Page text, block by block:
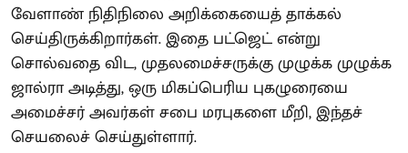
வேளாண் நிதிநிலை அறிக்கையைத் தாக்கல்
செய்திருக்கிறார்கள். இதை பட்ஜெட் என்று
சொல்வதை விட, முதலமைச்சருக்கு முழுக்க முழுக்க
ஜால்ரா அடித்து, ஒரு மிகப்பெரிய புகழுரையை
அமைச்சர் அவர்கள் சபை மரபுகளை மீறி, இந்தச்
செயலைச் செய்துள்ளார்.